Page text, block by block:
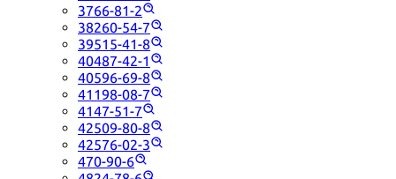
3766-81-2
38260-54-7
39515-41-8
40487-42-1
40596-69-8
41198-08-7
4147-51-7
42509-80-8
42576-02-3
470-90-6